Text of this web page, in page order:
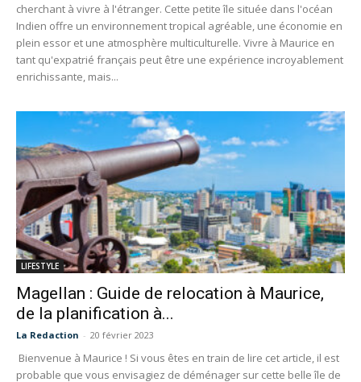
cherchant à vivre à l'étranger. Cette petite île située dans l'océan
Indien offre un environnement tropical agréable, une économie en
plein essor et une atmosphère multiculturelle. Vivre à Maurice en
tant qu'expatrié français peut être une expérience incroyablement
enrichissante, mais...
LIFESTYLE
Magellan : Guide de relocation à Maurice,
de la planification à...
La Redaction - 20 février 2023
Bienvenue à Maurice ! Si vous êtes en train de lire cet article, il est
probable que vous envisagiez de déménager sur cette belle île de